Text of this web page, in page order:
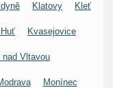
Klatovy Kleť
Kvasejovice
nad Vltavou
Monínec